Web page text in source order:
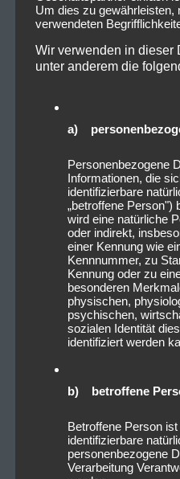
Um dies zu gewährleisten,
verwendeten
Wir verwenden in dieser
unter anderem die
a)
Personenbezogene
Informationen, die
identifizierbare
„betroffene Person")
wird eine natürliche
oder indirekt,
einer Kennung wie
Kennnummer, zu
Kennung oder zu
besonderen
physischen,
psychischen,
sozialen Identität
identifiziert werden
b) betroffene
Betroffene Person
identifizierbare
personenbezogene
Verarbeitung